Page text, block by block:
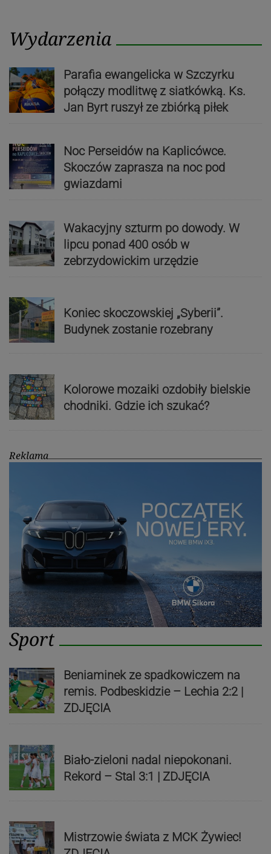
Wydarzenia
Parafia ewangelicka w Szczyrku
połączy modlitwę z siatkówką. Ks.
Jan Byrt ruszył ze zbiórką piłek
Noc Perseidów na Kaplicówce.
Skoczów zaprasza na noc pod
gwiazdami
Wakacyjny szturm po dowody. W
lipcu ponad 400 osób w
zebrzydowickim urzędzie
Koniec skoczowskiej „Syberii”.
Budynek zostanie rozebrany
Kolorowe mozaiki ozdobiły bielskie
chodniki. Gdzie ich szukać?
Reklama
Sport
Beniaminek ze spadkowiczem na
remis. Podbeskidzie – Lechia 2:2 |
ZDJĘCIA
Biało-zieloni nadal niepokonani.
Rekord – Stal 3:1 | ZDJĘCIA
Mistrzowie świata z MCK Żywiec!